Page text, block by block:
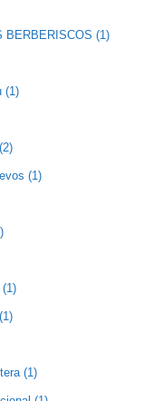
BERBERISCOS (1)
(1)
(1)
(1)
(1)